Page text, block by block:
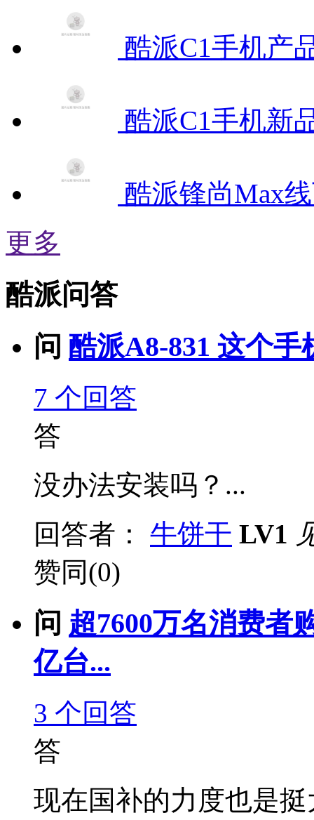
酷派C1手机产
酷派C1手机新
酷派锋尚Max
更多
酷派问答
问 酷派A8-831 这个
7 个回答
答
没办法安装吗？...
回答者：
牛饼干 LV1
赞同(0)
问 超7600万名消费者
亿台...
3 个回答
答
现在国补的力度也是挺